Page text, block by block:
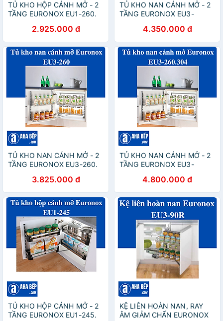
TỦ KHO HỘP CÁNH MỞ - 2
TẦNG EURONOX EU1-260.
2.925.000 đ
TỦ KHO NAN CÁNH MỞ - 2
TẦNG EURONOX EU3-
4.350.000 đ
TỦ KHO NAN CÁNH MỞ - 2
TẦNG EURONOX EU3-260.
3.825.000 đ
TỦ KHO NAN CÁNH MỞ - 2
TẦNG EURONOX EU3-
4.800.000 đ
TỦ KHO HỘP CÁNH MỞ - 2
TẦNG EURONOX EU1-245.
KỆ LIÊN HOÀN NAN, RAY
ÂM GIẢM CHẤN EURONOX